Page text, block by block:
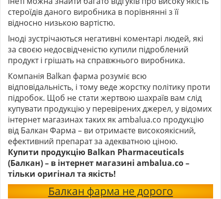
стероїдів даного виробника в порівнянні з її
відносно низькою вартістю.
Іноді зустрічаються негативні коментарі людей, які
за своєю недосвідченістю купили підроблений
продукт і грішать на справжнього виробника.
Компанія Balkan фарма розуміє всю
відповідальність, і тому веде жорстку політику проти
підробок. Щоб не стати жертвою шахраїв вам слід
купувати продукцію у перевірених джерел, у відомих
інтернет магазинах таких як ambalua.co продукцію
від Балкан Фарма – ви отримаєте високоякісний,
ефективний препарат за адекватною ціною.
Купити продукцію Balkan Pharmaceuticals
(Балкан) – в інтернет магазині ambalua.co –
тільки оригінал та якість!
Балкан фарма не дорого